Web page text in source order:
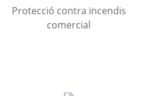
Protecció contra incendis
comercial